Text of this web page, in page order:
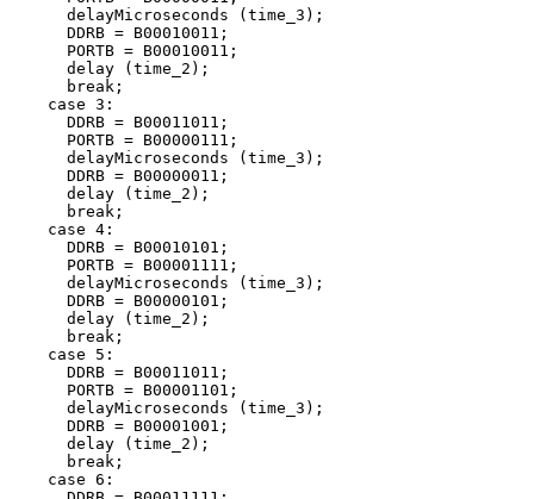
      delayMicroseconds (time_3);
      DDRB = B00010011;
      PORTB = B00010011;
      delay (time_2);
      break;
    case 3:
      DDRB = B00011011;
      PORTB = B00000111;
      delayMicroseconds (time_3);
      DDRB = B00000011;
      delay (time_2);
      break;
    case 4:
      DDRB = B00010101;
      PORTB = B00001111;
      delayMicroseconds (time_3);
      DDRB = B00000101;
      delay (time_2);
      break;
    case 5:
      DDRB = B00011011;
      PORTB = B00001101;
      delayMicroseconds (time_3);
      DDRB = B00001001;
      delay (time_2);
      break;
    case 6: